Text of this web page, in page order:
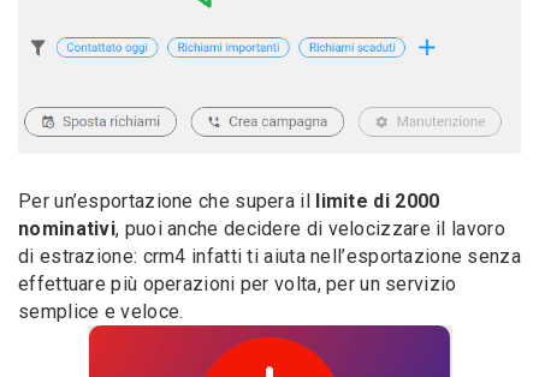
Per un’esportazione che supera il limite di 2000
nominativi, puoi anche decidere di velocizzare il lavoro
di estrazione: crm4 infatti ti aiuta nell’esportazione senza
effettuare più operazioni per volta, per un servizio
semplice e veloce.